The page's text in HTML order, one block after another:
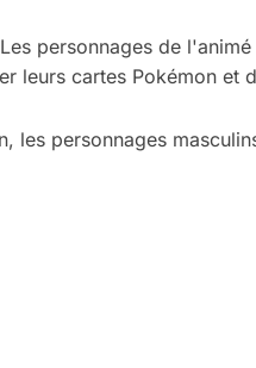
personnages de
leurs cartes Pokémon et
les personnages